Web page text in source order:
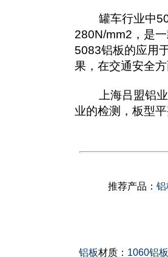
罐车行业中
280N/mm2，是
5083铝板的应用
果，在交通安全方
上海吕盟铝业
业的检测，板型
推荐产品： 铝
铝板材质： 1060铝板